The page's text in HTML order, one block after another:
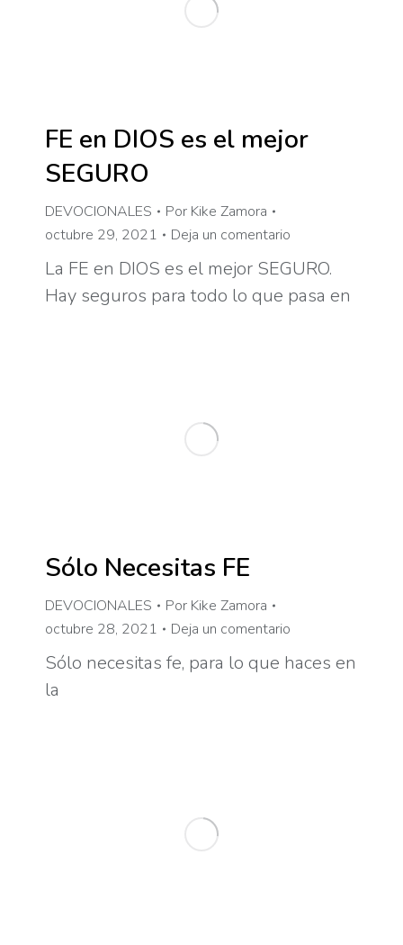
FE en DIOS es el mejor
SEGURO
DEVOCIONALES Por Kike Zamora
octubre 29, 2021
Deja un comentario
La FE en DIOS es el mejor SEGURO.
Hay seguros para todo lo que pasa en
Sólo Necesitas FE
DEVOCIONALES Por Kike Zamora
octubre 28, 2021
Deja un comentario
Sólo necesitas fe, para lo que haces en
la